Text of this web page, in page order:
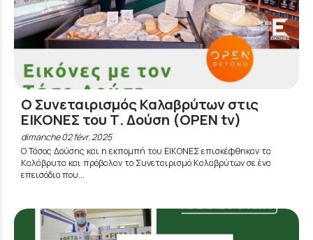
Ο Συνεταιρισμός Καλαβρύτων στις
ΕΙΚΟΝΕΣ του Τ. Δούση (OPEN tv)
dimanche 02 févr. 2025
Ο Τάσος Δούσης και η εκπομπή του ΕΙΚΟΝΕΣ επισκέφθηκαν τα
Καλάβρυτα και πρόβαλαν το Συνεταιρισμό Καλαβρύτων σε ένα
επεισόδιο που...